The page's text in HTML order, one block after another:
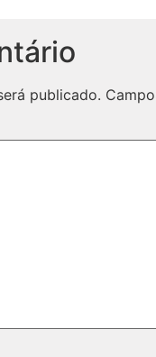
publicado.